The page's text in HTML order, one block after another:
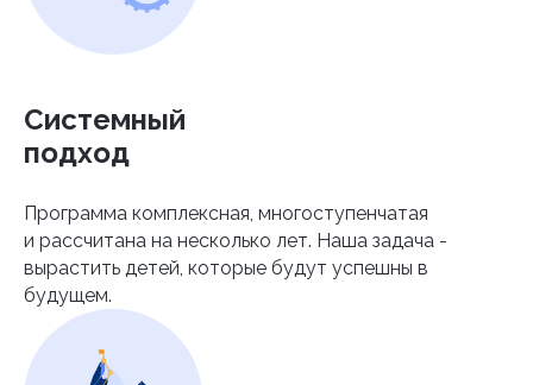
Системный
подход
Программа комплексная, многоступенчатая
и рассчитана на несколько лет. Наша задача -
вырастить детей, которые будут успешны в
будущем.